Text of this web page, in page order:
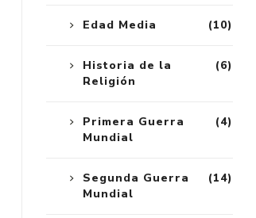
(10)
Edad Media
(6)
Historia de la
Religión
(4)
Primera Guerra
Mundial
(14)
Segunda Guerra
Mundial